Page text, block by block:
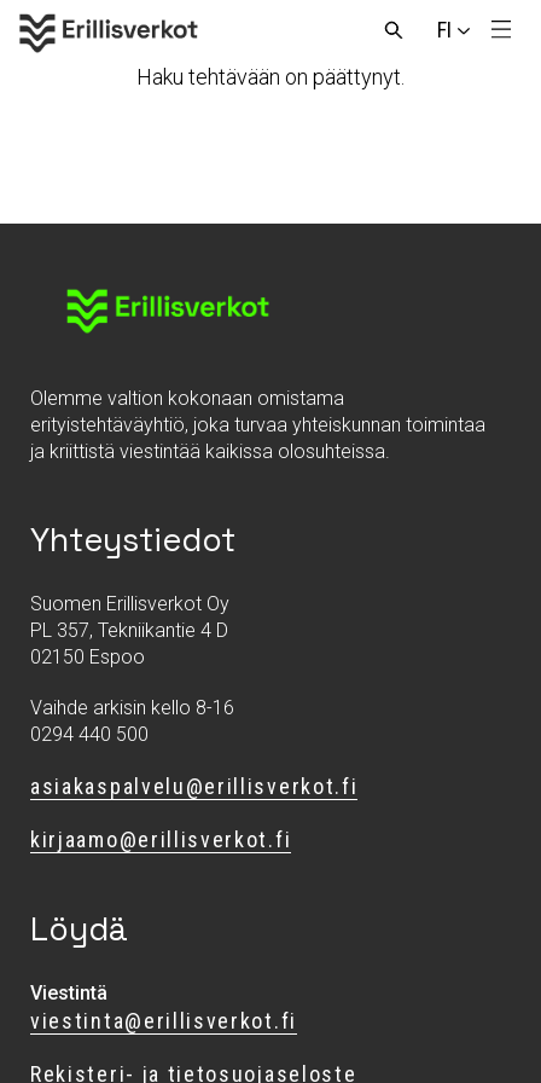
FI
Avaa
haku
Haku tehtävään on päättynyt.
Olemme valtion kokonaan omistama
erityistehtäväyhtiö, joka turvaa yhteiskunnan toimintaa
ja kriittistä viestintää kaikissa olosuhteissa.
Yhteystiedot
Suomen Erillisverkot Oy
PL 357, Tekniikantie 4 D
02150 Espoo
Vaihde arkisin kello 8-16
0294 440 500
asiakaspalvelu@erillisverkot.fi
kirjaamo@erillisverkot.fi
Löydä
Viestintä
viestinta@erillisverkot.fi
Rekisteri- ja tietosuojaseloste